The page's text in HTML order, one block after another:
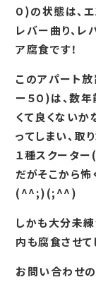
０)の状態は、エ
レバー曲り、レ
ア腐食です！
このアパート
ー５０)は、数
くて良くない
ってしまい、取
１種スクーター
だがそこから怖
(^^;)(;^^)
しかも大分未
内も腐食させて
お問い合わせ